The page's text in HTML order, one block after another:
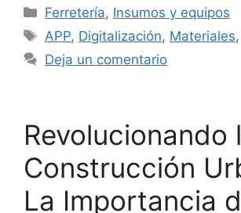
Categorías
Ferretería, Insumos y equipos
Etiquetas
APP, Digitalización, Materiales
Deja un comentario
Revolucionando
Construcción
La Importancia